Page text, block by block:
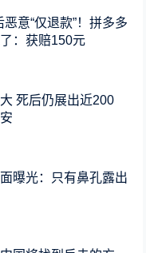
意“仅退款”！拼多多
：获赔150元
死后仍展出近200
曝光：只有鼻孔露出